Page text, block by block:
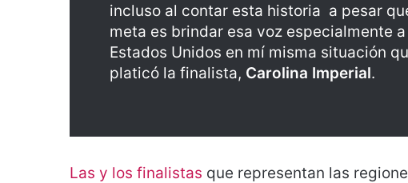
incluso al contar esta historia a pesar
meta es brindar esa voz especialmente
Estados Unidos en mí misma situación
platicó la finalista, Carolina Imperial.
Las y los finalistas que representan las